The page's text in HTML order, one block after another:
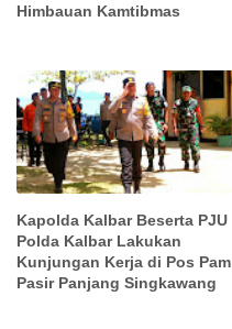
Himbauan Kamtibmas
Kapolda Kalbar Beserta PJU
Polda Kalbar Lakukan
Kunjungan Kerja di Pos Pam
Pasir Panjang Singkawang